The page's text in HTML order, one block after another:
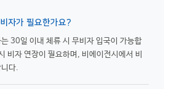
자가 필요한가요?
30일 이내 체류 시 무비자 입국이 가능합
비자 연장이 필요하며, 비에이전시에서 비
다.